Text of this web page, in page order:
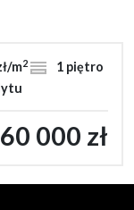
m2
1 piętro
000 zł